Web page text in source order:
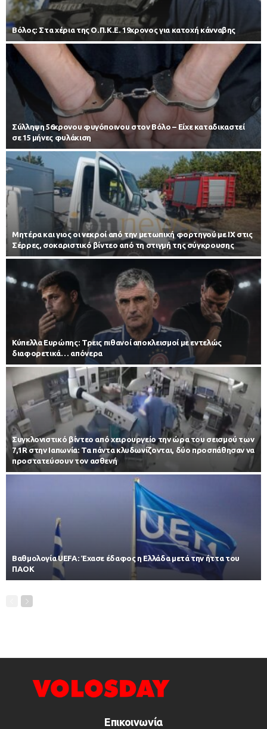
Βόλος: Στα χέρια της Ο.Π.Κ.Ε. 19χρονος για κατοχή κάνναβης
Σύλληψη 56χρονου φυγόποινου στον Βόλο – Είχε καταδικαστεί
σε 15 μήνες φυλάκιση
Μητέρα και γιος οι νεκροί από την μετωπική φορτηγού με ΙΧ στις
Σέρρες, σοκαριστικό βίντεο από τη στιγμή της σύγκρουσης
Κύπελλα Ευρώπης: Τρεις πιθανοί αποκλεισμοί με εντελώς
διαφορετικά… απόνερα
Συγκλονιστικό βίντεο από χειρουργείο την ώρα του σεισμού των
7,1R στην Ιαπωνία: Τα πάντα κλυδωνίζονται, δύο προσπάθησαν να
προστατεύσουν τον ασθενή
Βαθμολογία UEFA: Έχασε έδαφος η Ελλάδα μετά την ήττα του
ΠΑΟΚ
Επικοινωνία